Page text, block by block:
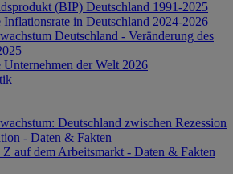
(BIP) Deutschland 1991-2025
in Deutschland 2024-2026
Deutschland - Veränderung des
Unternehmen der Welt 2026
Deutschland zwischen Rezession
- Daten & Fakten
Z auf dem Arbeitsmarkt - Daten & Fakten